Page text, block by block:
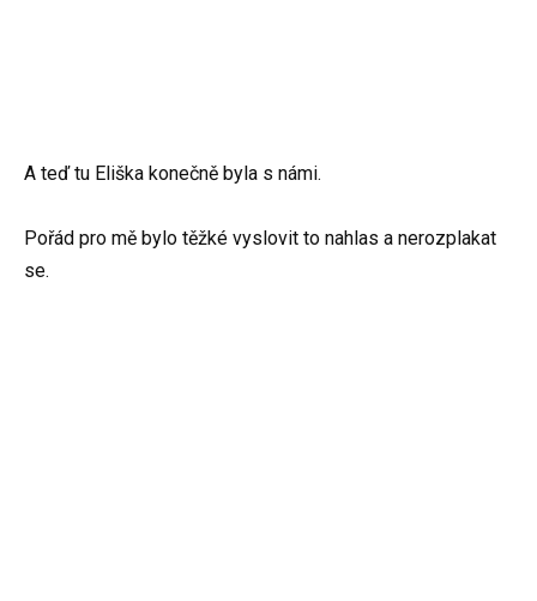
A teď tu Eliška konečně byla s námi.
Pořád pro mě bylo těžké vyslovit to nahlas a nerozplakat
se.